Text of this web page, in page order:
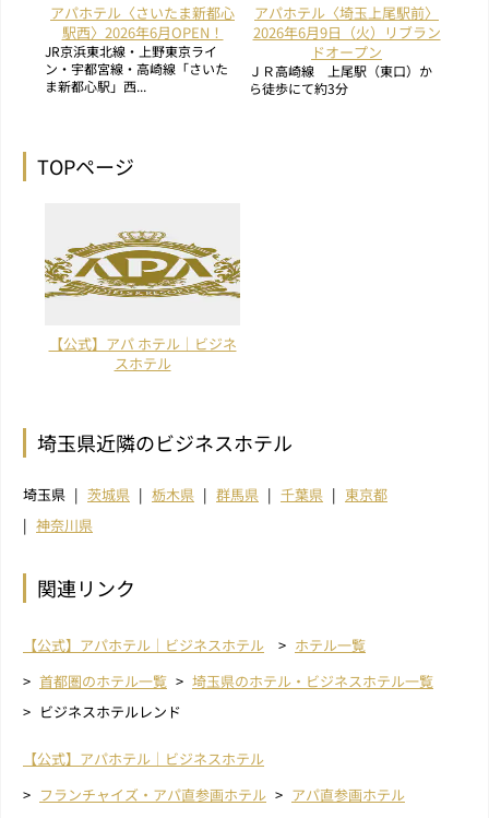
アパホテル〈さいたま新都心
駅西〉2026年6月OPEN！
JR京浜東北線・上野東京ライ
ン・宇都宮線・高崎線「さいた
ま新都心駅」西...
アパホテル〈埼玉上尾駅前〉
2026年6月9日（火）リブラン
ドオープン
ＪＲ高崎線 上尾駅（東口）か
ら徒歩にて約3分
TOPページ
【公式】アパ ホテル｜ビジネ
スホテル
埼玉県近隣のビジネスホテル
埼玉県 茨城県 栃木県 群馬県 千葉県
東京都
神奈川県
関連リンク
【公式】アパホテル｜ビジネスホテル
ホテル一覧
首都圏のホテル一覧
埼玉県のホテル・ビジネスホテル一覧
ビジネスホテルレンド
【公式】アパホテル｜ビジネスホテル
フランチャイズ・アパ直参画ホテル
アパ直参画ホテル